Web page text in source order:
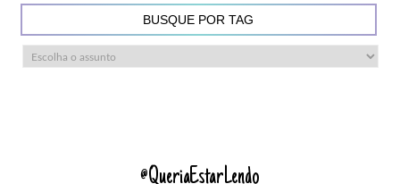
BUSQUE POR TAG
@QueriaEstarLendo